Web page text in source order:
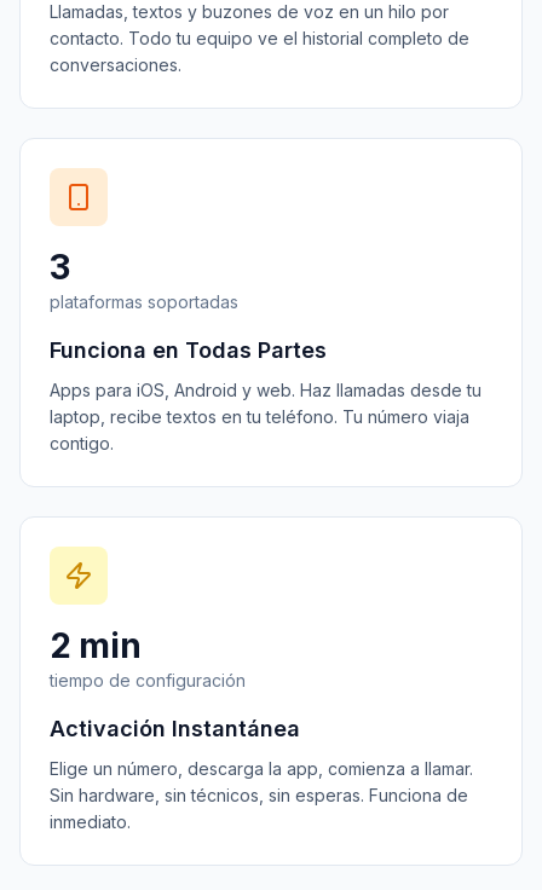
Llamadas, textos y buzones de voz en un hilo por
contacto. Todo tu equipo ve el historial completo de
conversaciones.
3
plataformas soportadas
Funciona en Todas Partes
Apps para iOS, Android y web. Haz llamadas desde tu
laptop, recibe textos en tu teléfono. Tu número viaja
contigo.
2 min
tiempo de configuración
Activación Instantánea
Elige un número, descarga la app, comienza a llamar.
Sin hardware, sin técnicos, sin esperas. Funciona de
inmediato.